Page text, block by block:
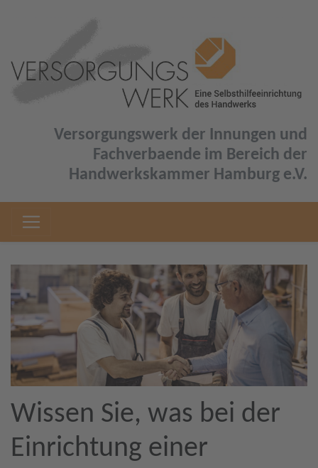
Versorgungswerk der Innungen und
Fachverbaende im Bereich der
Handwerkskammer Hamburg e.V.
Wissen Sie, was bei der
Einrichtung einer